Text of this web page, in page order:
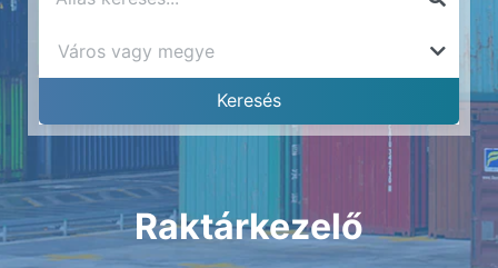
Raktárkezelő